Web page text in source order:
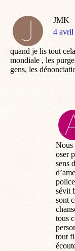
JMK
dit
4 avril
quand je lis tout
mondiale , les
gens, les
Nous
oser
sens
sévit
sont
tous
tout